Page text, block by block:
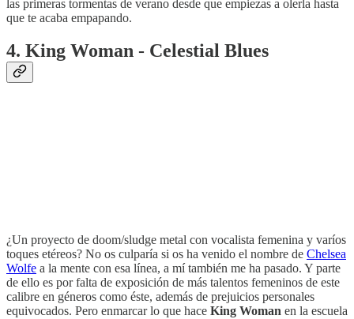
las primeras tormentas de verano desde que empiezas a olerla hasta
que te acaba empapando.
4. King Woman - Celestial Blues
¿Un proyecto de doom/sludge metal con vocalista femenina y varíos
toques etéreos? No os culparía si os ha venido el nombre de Chelsea
Wolfe a la mente con esa línea, a mí también me ha pasado. Y parte
de ello es por falta de exposición de más talentos femeninos de este
calibre en géneros como éste, además de prejuicios personales
equivocados. Pero enmarcar lo que hace King Woman en la escuela